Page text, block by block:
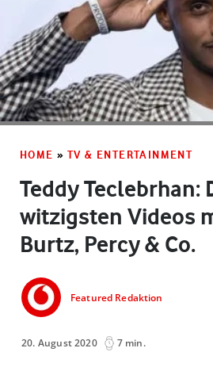
HOME » TV & ENTERTAINMENT
Teddy Teclebrhan:
witzigsten Videos
Burtz, Percy & Co.
Featured Redaktion
20. August 2020 7 min.